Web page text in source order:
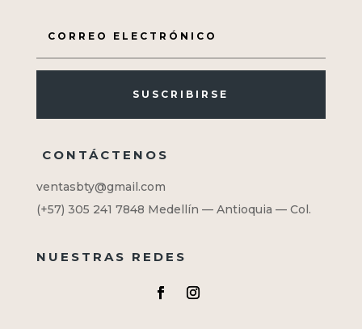
SUSCRIBIRSE
CONTÁCTENOS
ventasbty@gmail.com
(+57) 305 241 7848 Medellín — Antioquia — Col.
NUESTRAS REDES